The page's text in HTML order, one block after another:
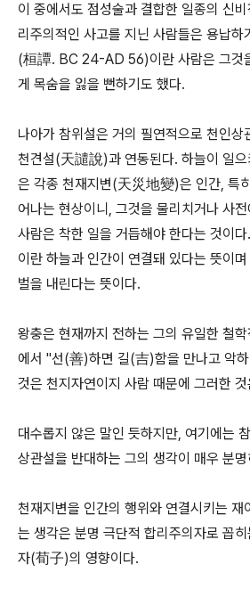
이 중에서도 점성술과 결합한 일종의 신
리주의적인 사고를 지닌 사람들은 용납하
(桓譚. BC 24-AD 56)이란 사람은 그것
게 목숨을 잃을 뻔하기도 했다.
나아가 참위설은 거의 필연적으로 천인
천견설(天譴說)과 연동된다. 하늘이 일
은 각종 천재지변(天災地變)은 인간, 특
어나는 현상이니, 그것을 물리치거나 사
사람은 착한 일을 거듭해야 한다는 것이
이란 하늘과 인간이 연결돼 있다는 뜻이
벌을 내린다는 뜻이다.
왕충은 현재까지 전하는 그의 유일한 철
에서 "선(善)하면 길(吉)함을 만나고 악
것은 천지자연이지 사람 때문에 그러한
대수롭지 않은 말인 듯하지만, 여기에는
상관설을 반대하는 그의 생각이 매우 분
천재지변을 인간의 행위와 연결시키는
는 생각은 분명 극단적 합리주의자로 꼽
자(荀子)의 영향이다.